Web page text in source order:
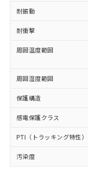
耐振動
耐衝撃
周囲温度範囲
周囲湿度範囲
保護構造
感電保護クラス
PTI（トラッキング特性）
汚染度
正式な
様のお
ムロン
オムロ
在庫状
示しな
マイパ
ビス）
メンバー
お客様
登録さ
ルベンジル（
（DBP）
但し、RoHS指令
フタル酸エステル
図的な使用がな
部品在庫の
月が前後する
※3 非含有
DBP(フタル酸ジ
イソブチル) :
「ｅ」：有
準値以下であ
「10」：通
質が外部に漏
及ぼさない
「－」：未確
全に破
いよう
当社は
ル、化
武器並
当社は
場合は
該第三
販売先
法に輸出
－
在
い
た
機
空
受
情